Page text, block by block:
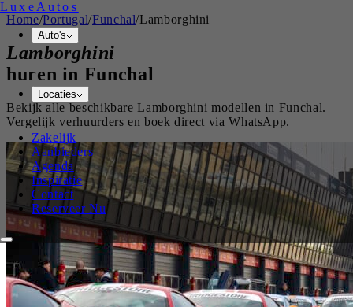
Luxe Autos
Auto's
Locaties
Zakelijk
Aanbieders
Agenda
Inspiratie
Contact
Reserveer Nu
Home/Portugal/Funchal/Lamborghini
Lamborghini
huren in Funchal
Bekijk alle beschikbareLamborghini modellen in Funchal.
Vergelijk verhuurders en boek direct via WhatsApp.